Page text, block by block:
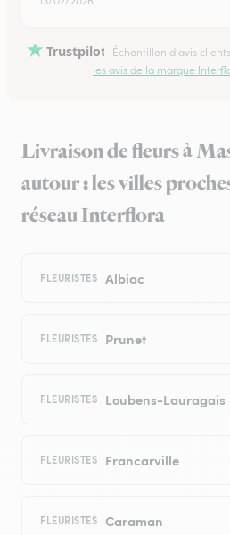
Trustpilot Échantillon d'avis
les avis de la marque
Livraison de fleurs à
autour : les villes
réseau Interflora
FLEURISTES Albiac
FLEURISTES Prunet
FLEURISTES Loubens-Lauragais
FLEURISTES Francarville
FLEURISTES Caraman